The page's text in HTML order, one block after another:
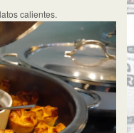
calientes.